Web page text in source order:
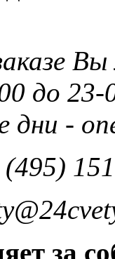
до 23-
дни -
за